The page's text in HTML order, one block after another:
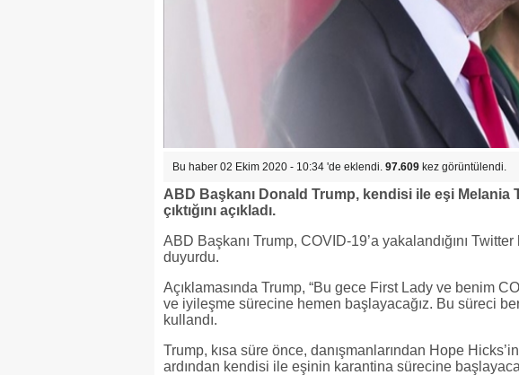
Bu haber 02 Ekim 2020 - 10:34 'de eklendi. 97.609 kez görüntülendi.
ABD Başkanı Donald Trump, kendisi ile eşi Melania
çıktığını açıkladı.
ABD Başkanı Trump, COVID-19’a yakalandığını Twitter
duyurdu.
Açıklamasında Trump, “Bu gece First Lady ve benim
ve iyileşme sürecine hemen başlayacağız. Bu süreci
kullandı.
Trump, kısa süre önce, danışmanlarından Hope
ardından kendisi ile eşinin karantina sürecine